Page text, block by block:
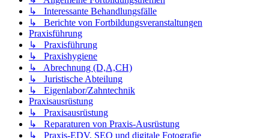
↳ Interessante Behandlungsfälle
↳ Berichte von Fortbildungsveranstaltungen
Praxisführung
↳ Praxisführung
↳ Praxishygiene
↳ Abrechnung (D,A,CH)
↳ Juristische Abteilung
↳ Eigenlabor/Zahntechnik
Praxisausrüstung
↳ Praxisausrüstung
↳ Reparaturen von Praxis-Ausrüstung
↳ Praxis-EDV, SEO und digitale Fotografie